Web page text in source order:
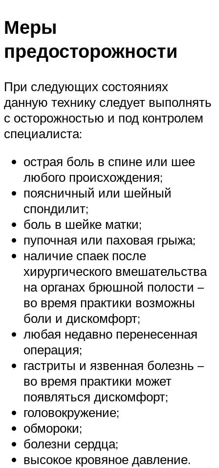
Меры
предосторожности
При следующих состояниях
данную технику следует выполнять
с осторожностью и под контролем
специалиста:
острая боль в спине или шее
любого происхождения;
поясничный или шейный
спондилит;
боль в шейке матки;
пупочная или паховая грыжа;
наличие спаек после
хирургического вмешательства
на органах брюшной полости –
во время практики возможны
боли и дискомфорт;
любая недавно перенесенная
операция;
гастриты и язвенная болезнь –
во время практики может
появляться дискомфорт;
головокружение;
обмороки;
болезни сердца;
высокое кровяное давление.